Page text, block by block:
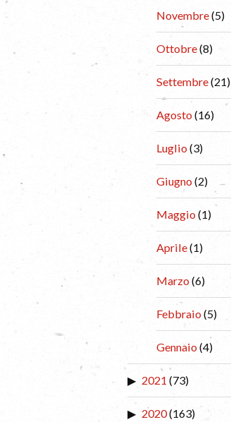
Novembre(5)
Ottobre(8)
Settembre(21)
Agosto(16)
Luglio(3)
Giugno(2)
Maggio(1)
Aprile(1)
Marzo(6)
Febbraio(5)
Gennaio(4)
2021 (73)
2020(163)